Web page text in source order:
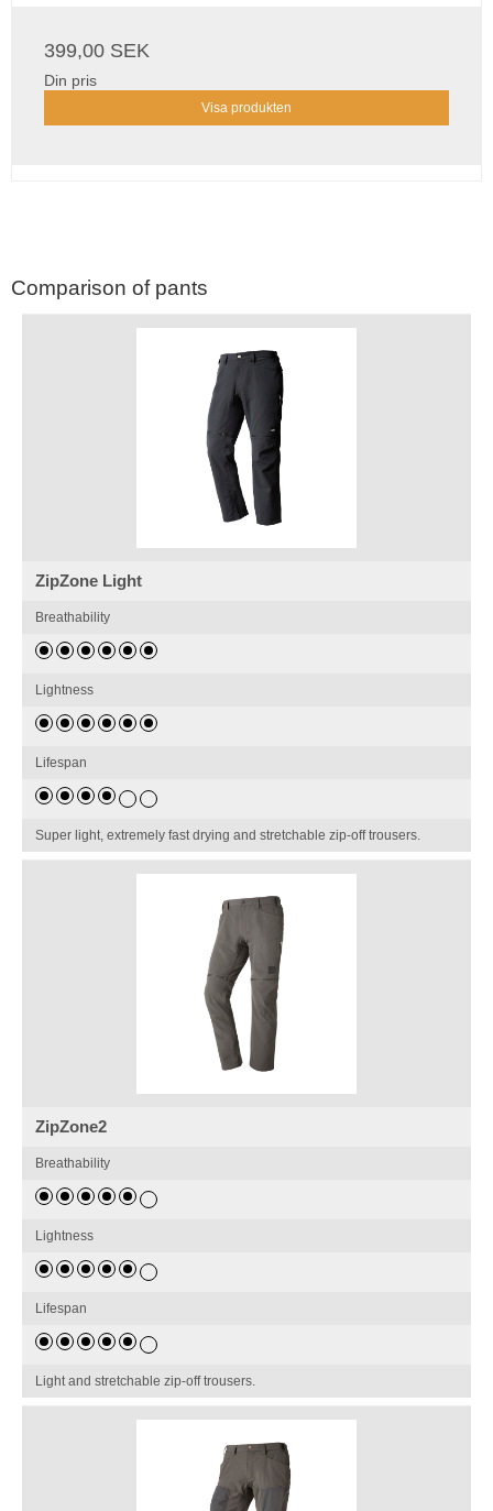
399,00 SEK
Din pris
Visa produkten
Comparison of pants
ZipZone Light
Breathability
Lightness
Lifespan
Super light, extremely fast drying and stretchable zip-off trousers.
ZipZone2
Breathability
Lightness
Lifespan
Light and stretchable zip-off trousers.